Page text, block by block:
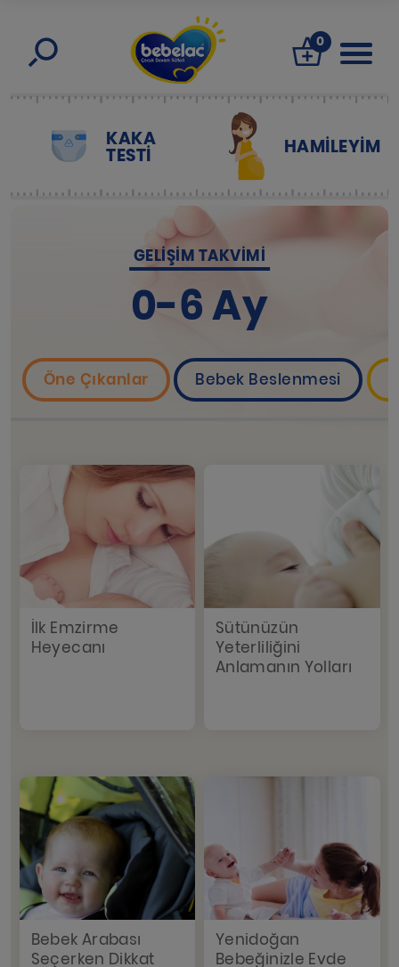
KAKA
TESTİ HAMILEYIM
0
GELIŞIM TAKVIMI
0-6 Ay
Öne Çıkanlar Bebek Beslenmesi
İlk Emzirme
Heyecanı
Sütünüzün
Yeterliliğini
Anlamanın Yolları
Bebek Arabası
Seçerken Dikkat
Yenidoğan
Bebeğinizle Evde